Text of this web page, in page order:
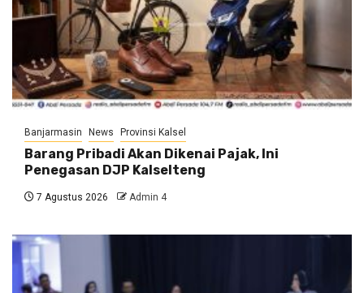
Banjarmasin News Provinsi Kalsel
Barang Pribadi Akan Dikenai Pajak, Ini
Penegasan DJP Kalselteng
7 Agustus 2026 Admin 4